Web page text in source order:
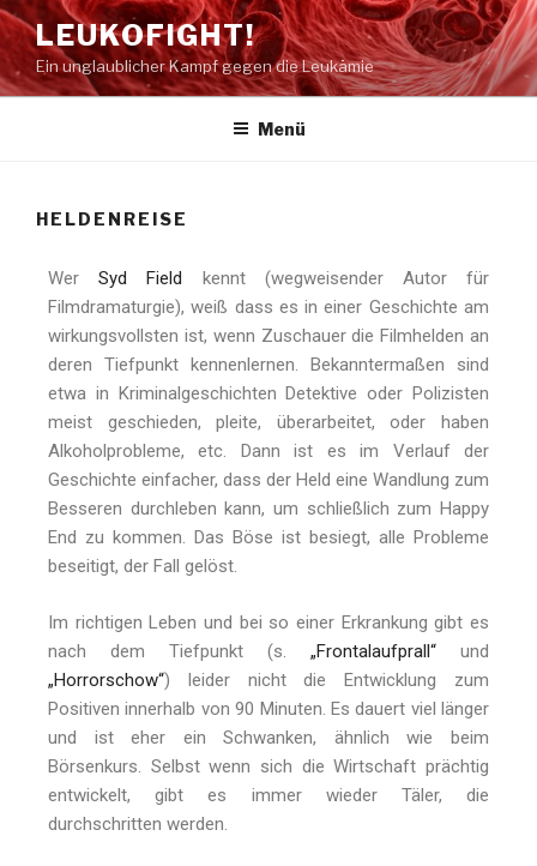
LEUKOFIGHT!
Ein unglaublicher Kampf gegen die Leukämie
Menü
HELDENREISE
WerSyd Field kennt (wegweisender Autor für
Filmdramaturgie), weiß dass es in einer Geschichte am
wirkungsvollsten ist, wenn Zuschauer die Filmhelden an
deren Tiefpunkt kennenlernen. Bekanntermaßen sind
etwa in Kriminalgeschichten Detektive oder Polizisten
meist geschieden, pleite, überarbeitet, oder haben
Alkoholprobleme, etc. Dann ist es im Verlauf der
Geschichte einfacher, dass der Held eine Wandlung zum
Besseren durchleben kann, um schließlich zum Happy
End zu kommen. Das Böse ist besiegt, alle Probleme
beseitigt, der Fall gelöst.
Im richtigen Leben und bei so einer Erkrankung gibt es
nach dem Tiefpunkt (s. „Frontalaufprall“ und
„Horrorschow“) leider nicht die Entwicklung zum
Positiven innerhalb von 90 Minuten. Es dauert viel länger
und ist eher ein Schwanken, ähnlich wie beim
Börsenkurs. Selbst wenn sich die Wirtschaft prächtig
entwickelt, gibt es immer wieder Täler, die
durchschritten werden.